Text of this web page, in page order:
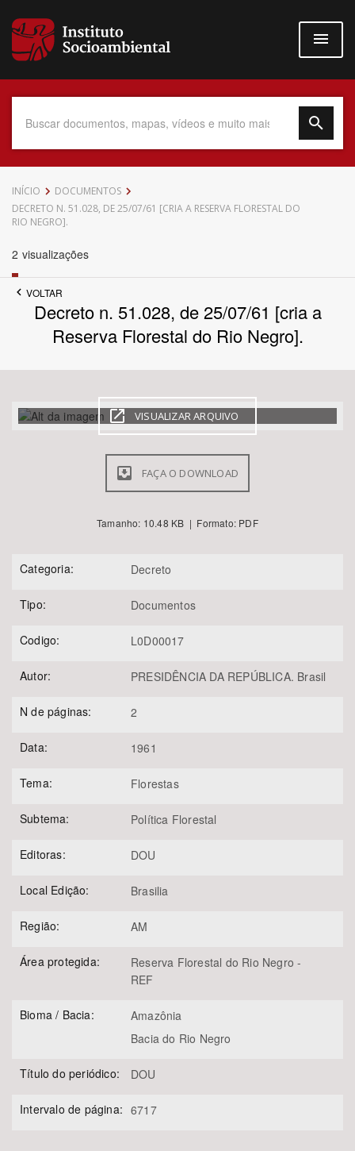
para
conteúdo
Data do Documento
Área de Levantamento
INÍCIO
DOCUMENTOS
DECRETO N. 51.028, DE 25/07/61 [CRIA A RESERVA FLORESTAL DO
RIO NEGRO].
2 visualizações
VOLTAR
Decreto n. 51.028, de 25/07/61 [cria a
Reserva Florestal do Rio Negro].
VISUALIZAR ARQUIVO
FAÇA O DOWNLOAD
Tamanho: 10.48 KB | Formato: PDF
Categoria: Decreto
Tipo: Documentos
Codigo: L0D00017
Autor: PRESIDÊNCIA DA REPÚBLICA. Brasil
N de páginas: 2
Data: 1961
Tema: Florestas
Subtema: Política Florestal
Editoras: DOU
Local Edição: Brasilia
Região: AM
Área protegida:
Reserva Florestal do Rio Negro -
REF
Bioma / Bacia:
Amazônia
Bacia do Rio Negro
Título do periódico: DOU
Intervalo de página: 6717